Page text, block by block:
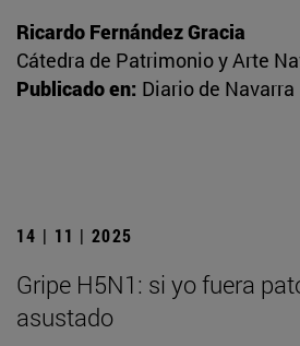
Ricardo Fernández Gracia
Cátedra de Patrimonio y Arte
Publicado en: Diario de Navarra
14 | 11 | 2025
Gripe H5N1: si yo fuera
asustado